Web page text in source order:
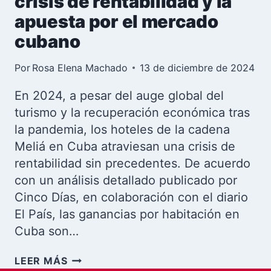
apuesta por el mercado
cubano
Por Rosa Elena Machado 13 de diciembre de 2024
En 2024, a pesar del auge global del
turismo y la recuperación económica tras
la pandemia, los hoteles de la cadena
Meliá en Cuba atraviesan una crisis de
rentabilidad sin precedentes. De acuerdo
con un análisis detallado publicado por
Cinco Días, en colaboración con el diario
El País, las ganancias por habitación en
Cuba son…
LEER MÁSLOS